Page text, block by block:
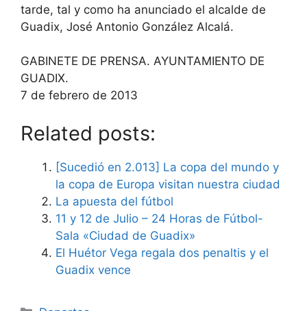
tarde, tal y como ha anunciado el alcalde de
Guadix, José Antonio González Alcalá.
GABINETE DE PRENSA. AYUNTAMIENTO DE
GUADIX.
7 de febrero de 2013
Related posts:
[Sucedió en 2.013] La copa del mundo y
la copa de Europa visitan nuestra ciudad
La apuesta del fútbol
11 y 12 de Julio – 24 Horas de Fútbol-
Sala «Ciudad de Guadix»
El Huétor Vega regala dos penaltis y el
Guadix vence